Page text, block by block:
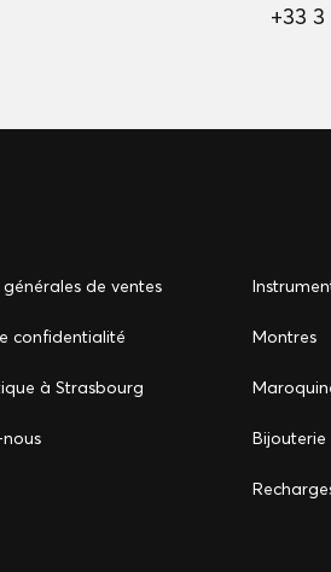
+33 3
de ventes
confidentialité
à Strasbourg
Montres
Bijouterie